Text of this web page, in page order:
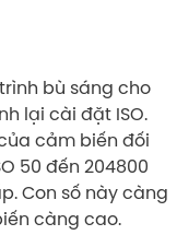
bù sáng cho
lại cài đặt ISO.
cảm biến đối
50 đến 204800
Con số này càng
càng cao.